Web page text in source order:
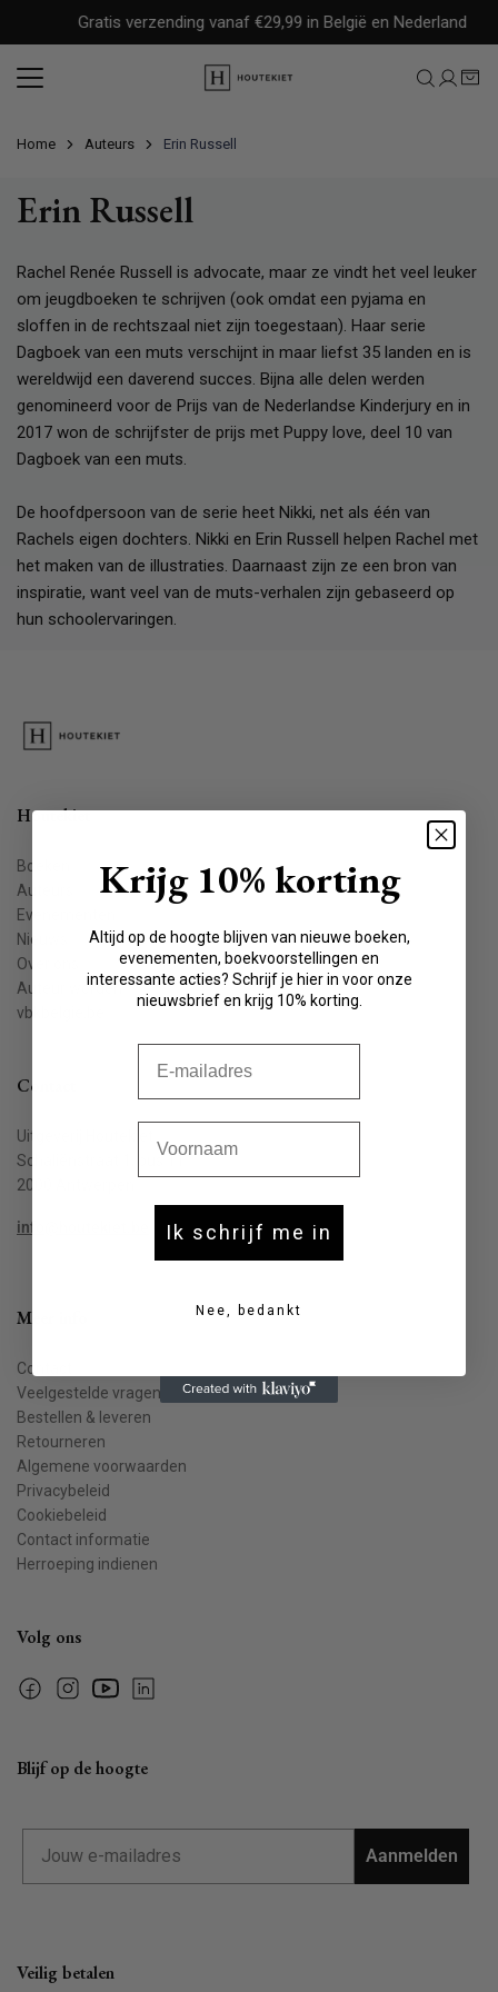
content
Gratis verzending vanaf €29,99 in België en Nederland
Home Auteurs Erin Russell
Erin Russell
Rachel Renée Russell is advocate, maar ze vindt het veel leuker
om jeugdboeken te schrijven (ook omdat een pyjama en
sloffen in de rechtszaal niet zijn toegestaan). Haar serie
Dagboek van een muts verschijnt in maar liefst 35 landen en is
wereldwijd een daverend succes. Bijna alle delen werden
genomineerd voor de Prijs van de Nederlandse Kinderjury en in
2017 won de schrijfster de prijs met Puppy love, deel 10 van
Dagboek van een muts.
De hoofdpersoon van de serie heet Nikki, net als één van
Rachels eigen dochters. Nikki en Erin Russell helpen Rachel met
het maken van de illustraties. Daarnaast zijn ze een bron van
inspiratie, want veel van de muts-verhalen zijn gebaseerd op
hun schoolervaringen.
Houtekiet
Boeken
Auteurs
Evenementen
Nieuws
Over ons
Auteur worden
vbkbelgie.be
Contact
Uitgeverij Houtekiet
Schaliënstraat 1, bus 11
2000 Antwerpen
info@houtekiet.be
Meer info
Contact
Veelgestelde vragen
Bestellen & leveren
Retourneren
Algemene voorwaarden
Privacybeleid
Cookiebeleid
Contact informatie
Herroeping indienen
Volg ons
FacebookInstagramYouTubeLinkedin
Blijf op de hoogte
Aanmelden
Veilig betalen
Krijg 10% korting
Altijd op de hoogte blijven van nieuwe boeken,
evenementen, boekvoorstellingen en
interessante acties? Schrijf je hier in voor onze
nieuwsbrief en krijg 10% korting.
Ik schrijf me in
Nee, bedankt